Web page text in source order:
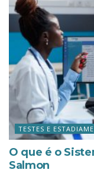
TESTES E
O que é o
Salmon